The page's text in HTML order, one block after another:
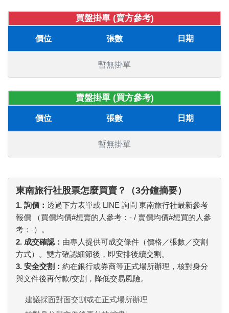
買盤掛單 (賣方參考)
價位 張數 日期
暫無掛單
賣盤掛單 (買方參考)
價位 張數 日期
暫無掛單
東南旅行社股票怎麼買賣？（3分鐘摘要）
1. 詢價： 透過下方表單或 LINE 詢問 東南旅行社最新參考
報價 （買價均價#想賣的人參考： - / 賣價均價#想買的人參
考： -）。
2. 成交確認： 由專人提供可成交條件（價格／張數／交割
方式）。雙方確認細節後，即安排後續交割。
3. 安全交割： 約在銀行或券商等正式場所辦理，核對身分
與文件後再付款/交割，降低交易風險。
建議採面對面交割或在正式場所辦理